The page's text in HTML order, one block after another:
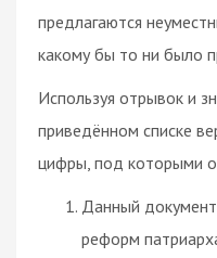
предлагаются
какому бы то ни было
Используя отрывок и
приведённом списке
цифры, под которыми
Данный
реформ